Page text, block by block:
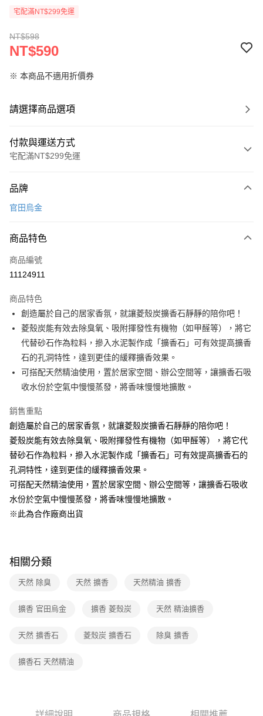
宅配滿NT$299免運
NT$598
NT$590
※ 本商品不適用折價券
請選擇商品選項
付款與運送方式
宅配滿NT$299免運
信用卡一次付款
Apple Pay
悠遊付
全盈+PAY
大哥付你分期
相關說明
【大哥付你分期使用說明】
1.本服務由台灣大哥大提供，台灣大哥大用戶可立即使用無須另外申請。
2.付款方式選擇「大哥付你分期」，訂單成立後會自動跳轉到大哥付的交易
流程，驗證手機門號後，選擇欲分期的期數、繳款截止日，確認付款後即完
3.實際核准額度、可分期數及費用金額請依後續交易確認頁面所載為準。
4.訂單成立30分鐘內，如未前往確認交易或遇審核未通過，訂單將自動取
消。如遇「轉專審核」未通過狀況，表示未達大哥付你分期系統評分，恕無
法說明評估內容。
1.分期款項不併入電信帳單，「大哥付你分期」於每月結算日後寄送繳費提
醒簡訊。
2.透過簡訊連結打開帳單後，可選擇「超商條碼／台灣大直營門市／銀行轉
帳／街口支付／iPASS MONEY」等通路繳費。
【注意事項】
2.基於同意付款使用「大哥付你分期」之契約關係目的，商店將以您的個人
資料（包含姓名、電話或地址）提供予台灣大哥大進項蒐集、處理及利用，
3.完整用戶服務條款，請詳閱以下連結：https://oppay.tw/userRule
ATM付款
運送方式
宅配【父親節大回饋】限時$299免運
每筆NT$150，滿NT$299(含以上)免運費
品牌
官田烏金
商品特色
商品編號
11124911
商品特色
創造屬於自己的居家香氛，就讓菱殼炭擴香石靜靜的陪你吧！
菱殼炭能有效去除臭氧、吸附揮發性有機物（如甲醛等），將它
代替砂石作為粒料，摻入水泥製作成「擴香石」可有效提高擴香
石的孔洞特性，達到更佳的緩釋擴香效果。
可搭配天然精油使用，置於居家空間、辦公空間等，讓擴香石吸
收水份於空氣中慢慢蒸發，將香味慢慢地擴散。
銷售重點
創造屬於自己的居家香氛，就讓菱殼炭擴香石靜靜的陪你吧！
菱殼炭能有效去除臭氧、吸附揮發性有機物（如甲醛等），將它代
替砂石作為粒料，摻入水泥製作成「擴香石」可有效提高擴香石的
孔洞特性，達到更佳的緩釋擴香效果。
可搭配天然精油使用，置於居家空間、辦公空間等，讓擴香石吸收
水份於空氣中慢慢蒸發，將香味慢慢地擴散。
※此為合作廠商出貨
相關分類
天然 除臭 天然 擴香 天然精油 擴香
擴香 官田烏金 擴香 菱殼炭 天然 精油擴香
天然 擴香石 菱殼炭 擴香石 除臭 擴香
擴香石 天然精油